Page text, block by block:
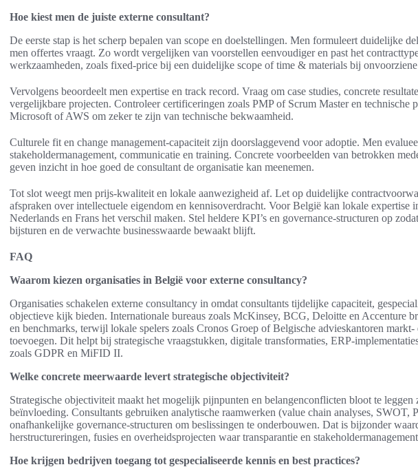
Hoe kiest men de juiste externe consultant?
De eerste stap is het scherp bepalen van scope en doelstellingen. Men formuleert duidelijke
men offertes vraagt. Zo wordt vergelijken van voorstellen eenvoudiger en past het
werkzaamheden, zoals fixed-price bij een duidelijke scope of time & materials bij
Vervolgens beoordeelt men expertise en track record. Vraag om case studies, concrete
vergelijkbare projecten. Controleer certificeringen zoals PMP of Scrum Master en technische
Microsoft of AWS om zeker te zijn van technische bekwaamheid.
Culturele fit en change management-capaciteit zijn doorslaggevend voor adoptie. Men
stakeholdermanagement, communicatie en training. Concrete voorbeelden van betrokken
geven inzicht in hoe goed de consultant de organisatie kan meenemen.
Tot slot weegt men prijs-kwaliteit en lokale aanwezigheid af. Let op duidelijke
afspraken over intellectuele eigendom en kennisoverdracht. Voor België kan lokale expertise
Nederlands en Frans het verschil maken. Stel heldere KPI’s en governance-structuren op
bijsturen en de verwachte businesswaarde bewaakt blijft.
FAQ
Waarom kiezen organisaties in België voor externe consultancy?
Organisaties schakelen externe consultancy in omdat consultants tijdelijke capaciteit,
objectieve kijk bieden. Internationale bureaus zoals McKinsey, BCG, Deloitte en Accenture
en benchmarks, terwijl lokale spelers zoals Cronos Groep of Belgische advieskantoren markt-
toevoegen. Dit helpt bij strategische vraagstukken, digitale transformaties, ERP-
zoals GDPR en MiFID II.
Welke concrete meerwaarde levert strategische objectiviteit?
Strategische objectiviteit maakt het mogelijk pijnpunten en belangenconflicten bloot te leggen
beïnvloeding. Consultants gebruiken analytische raamwerken (value chain analyses, SWOT,
onafhankelijke governance-structuren om beslissingen te onderbouwen. Dat is bijzonder
herstructureringen, fusies en overheidsprojecten waar transparantie en
Hoe krijgen bedrijven toegang tot gespecialiseerde kennis en best practices?